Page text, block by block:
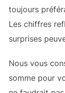
toujours
Les chiffres
surprises
Nous vous
somme pour